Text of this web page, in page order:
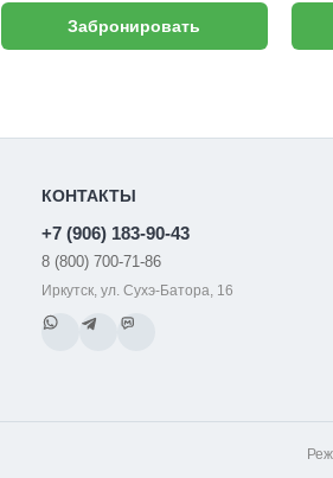
КОНТАКТЫ
+7 (906) 183-90-43
8 (800) 700-71-86
Иркутск, ул. Сухэ-Батора, 16